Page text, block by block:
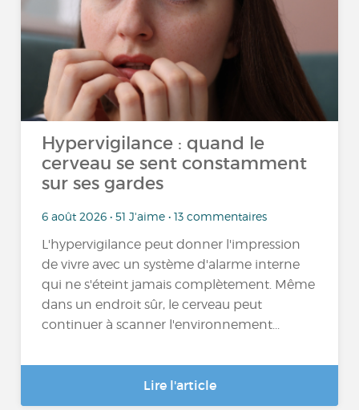
Hypervigilance : quand le
cerveau se sent constamment
sur ses gardes
6 août 2026 • 51 J'aime • 13 commentaires
L'hypervigilance peut donner l'impression
de vivre avec un système d'alarme interne
qui ne s'éteint jamais complètement. Même
dans un endroit sûr, le cerveau peut
continuer à scanner l'environnement...
Lire l'article